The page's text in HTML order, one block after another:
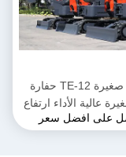
حفارة صغيرة TE-12 حفارة
عالية الأداء ارتفاع
على افضل سعر